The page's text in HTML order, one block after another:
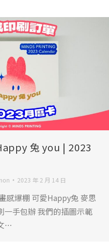
兔 you | 2023
2023 年 2 月 14 日
感爆棚 可愛Happy兔 麥思
一手包辦 我們的插圖示範
…